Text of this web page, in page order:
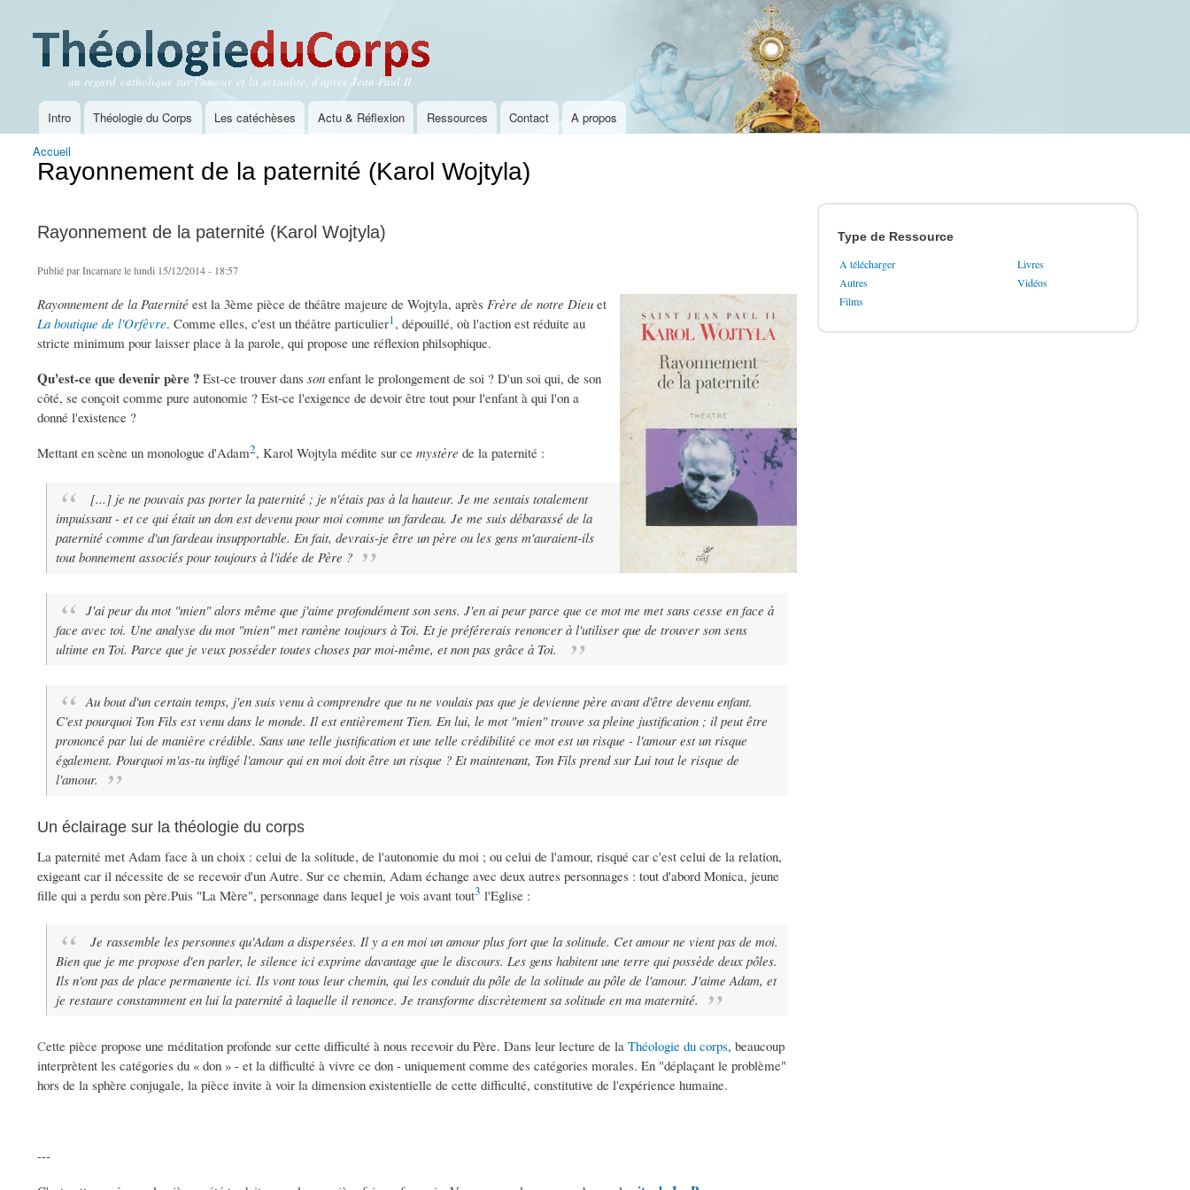
Théologie du Corps
un regard catholique sur l'amour et la sexualité, d'après Jean-Paul II
Menu principal
Intro Théologie du Corps Les catéchèses Actu & Réflexion Ressources Contact A propos
Vous êtes ici
Accueil
Rayonnement de la paternité (Karol Wojtyla)
Rayonnement de la paternité (Karol Wojtyla)
Publié parIncarnarele lundi 15/12/2014 - 18:57
Rayonnement de la Paternité est la 3ème pièce de théâtre majeure de Wojtyla, après Frère de notre Dieu et
La boutique de l'Orfèvre. Comme elles, c'est un théâtre particulier1, dépouillé, où l'action est réduite au
stricte minimum pour laisser place à la parole, qui propose une réflexion philsophique.
Qu'est-ce que devenir père ? Est-ce trouver dans son enfant le prolongement de soi ? D'un soi qui, de son
côté, se conçoit comme pure autonomie ? Est-ce l'exigence de devoir être tout pour l'enfant à qui l'on a
donné l'existence ?
Mettant en scène un monologue d'Adam2, Karol Wojtyla médite sur ce mystère de la paternité :
[...] je ne pouvais pas porter la paternité ; je n'étais pas à la hauteur. Je me sentais totalement
impuissant - et ce qui était un don est devenu pour moi comme un fardeau. Je me suis débarassé de la
paternité comme d'un fardeau insupportable. En fait, devrais-je être un père ou les gens m'auraient-ils
tout bonnement associés pour toujours à l'idée de Père ?
J'ai peur du mot "mien" alors même que j'aime profondément son sens. J'en ai peur parce que ce mot me met sans cesse en face à
face avec toi. Une analyse du mot "mien" met ramène toujours à Toi. Et je préférerais renoncer à l'utiliser que de trouver son sens
ultime en Toi. Parce que je veux posséder toutes choses par moi-même, et non pas grâce à Toi.
Au bout d'un certain temps, j'en suis venu à comprendre que tu ne voulais pas que je devienne père avant d'être devenu enfant.
C'est pourquoi Ton Fils est venu dans le monde. Il est entièrement Tien. En lui, le mot "mien" trouve sa pleine justification ; il peut être
prononcé par lui de manière crédible. Sans une telle justification et une telle crédibilité ce mot est un risque - l'amour est un risque
également. Pourquoi m'as-tu infligé l'amour qui en moi doit être un risque ? Et maintenant, Ton Fils prend sur Lui tout le risque de
l'amour.
Un éclairage sur la théologie du corps
La paternité met Adam face à un choix : celui de la solitude, de l'autonomie du moi ; ou celui de l'amour, risqué car c'est celui de la relation,
exigeant car il nécessite de se recevoir d'un Autre. Sur ce chemin, Adam échange avec deux autres personnages : tout d'abord Monica, jeune
fille qui a perdu son père.Puis "La Mère", personnage dans lequel je vois avant tout3 l'Eglise :
Je rassemble les personnes qu'Adam a dispersées. Il y a en moi un amour plus fort que la solitude. Cet amour ne vient pas de moi.
Bien que je me propose d'en parler, le silence ici exprime davantage que le discours. Les gens habitent une terre qui possède deux pôles.
Ils n'ont pas de place permanente ici. Ils vont tous leur chemin, qui les conduit du pôle de la solitude au pôle de l'amour. J'aime Adam, et
je restaure constamment en lui la paternité à laquelle il renonce. Je transforme discrètement sa solitude en ma maternité.
Cette pièce propose une méditation profonde sur cette difficulté à nous recevoir du Père. Dans leur lecture de la Théologie du corps, beaucoup
interprètent les catégories du « don » - et la difficulté à vivre ce don - uniquement comme des catégories morales. En "déplaçant le problème"
hors de la sphère conjugale, la pièce invite à voir la dimension existentielle de cette difficulté, constitutive de l'expérience humaine.
---
Type de Ressource
A télécharger
Livres
Autres
Vidéos
Films